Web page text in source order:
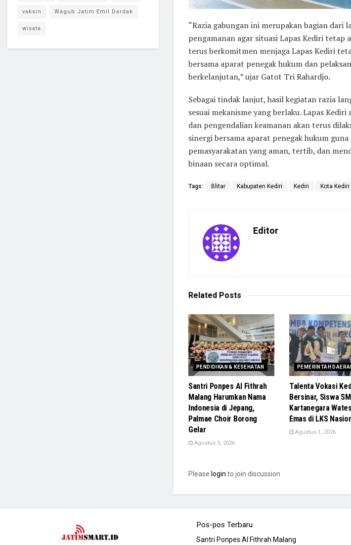
“Razia gabungan ini merupakan bagian dari
pengamanan agar situasi Lapas Kediri tetap
terus berkomitmen menjaga Lapas Kediri
bersama aparat penegak hukum dan
berkelanjutan,” ujar Gatot Tri Rahardjo.
Sebagai tindak lanjut, hasil kegiatan razia
sesuai mekanisme yang berlaku. Lapas
dan pengendalian keamanan akan terus
sinergi bersama aparat penegak hukum
pemasyarakatan yang aman, tertib, dan
binaan secara optimal.
Tags: Blitar Kabupaten Kediri Kediri Kota Kediri
Editor
Related Posts
PENDIDIKAN & KESEHATAN
Santri Ponpes Al Fithrah
Malang Harumkan Nama
Indonesia di Jepang,
Palmae Choir Borong
Gelar
Agustus 5, 2026
PEMERINTAH
Talenta Vokasi
Bersinar, Siswa
Kartanegara
Emas di LKS
Agustus 1, 2026
Please login to join discussion
vaksin Wagub Jatim Emil Dardak
wisata
Pos-pos Terbaru
Santri Ponpes Al Fithrah Malang